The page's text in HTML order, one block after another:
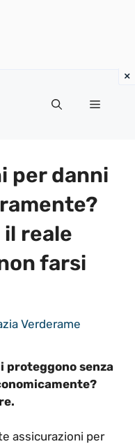
Menu
per danni
il reale
farsi
Verderame
proteggono senza
assicurazioni per